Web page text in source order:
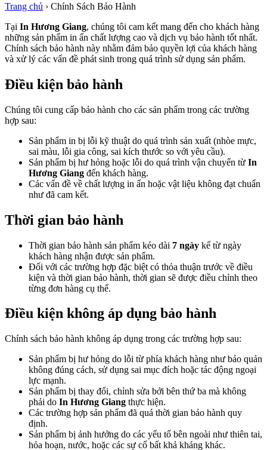
Trang chủ › Chính Sách Bảo Hành
Tại In Hương Giang, chúng tôi cam kết mang đến cho khách hàng
những sản phẩm in ấn chất lượng cao và dịch vụ bảo hành tốt nhất.
Chính sách bảo hành này nhằm đảm bảo quyền lợi của khách hàng
và xử lý các vấn đề phát sinh trong quá trình sử dụng sản phẩm.
Điều kiện bảo hành
Chúng tôi cung cấp bảo hành cho các sản phẩm trong các trường
hợp sau:
Sản phẩm in bị lỗi kỹ thuật do quá trình sản xuất (nhòe mực,
sai màu, lỗi gia công, sai kích thước so với yêu cầu).
Sản phẩm bị hư hỏng hoặc lỗi do quá trình vận chuyển từ In
Hương Giang đến khách hàng.
Các vấn đề về chất lượng in ấn hoặc vật liệu không đạt chuẩn
như đã cam kết.
Thời gian bảo hành
Thời gian bảo hành sản phẩm kéo dài 7 ngày kể từ ngày
khách hàng nhận được sản phẩm.
Đối với các trường hợp đặc biệt có thỏa thuận trước về điều
kiện và thời gian bảo hành, thời gian sẽ được điều chỉnh theo
từng đơn hàng cụ thể.
Điều kiện không áp dụng bảo hành
Chính sách bảo hành không áp dụng trong các trường hợp sau:
Sản phẩm bị hư hỏng do lỗi từ phía khách hàng như bảo quản
không đúng cách, sử dụng sai mục đích hoặc tác động ngoại
lực mạnh.
Sản phẩm bị thay đổi, chỉnh sửa bởi bên thứ ba mà không
phải do In Hương Giang thực hiện.
Các trường hợp sản phẩm đã quá thời gian bảo hành quy
định.
Sản phẩm bị ảnh hưởng do các yếu tố bên ngoài như thiên tai,
hỏa hoạn, nước, hoặc các sự cố bất khả kháng khác.